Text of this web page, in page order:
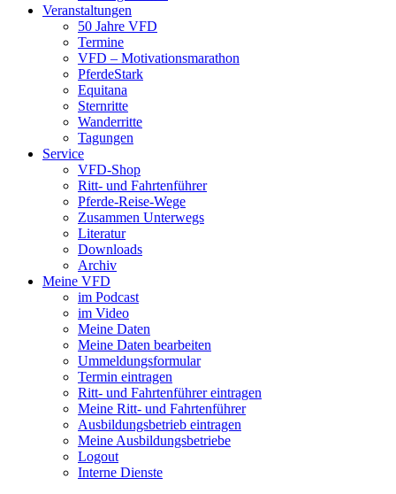
Veranstaltungen
50 Jahre VFD
Termine
VFD – Motivationsmarathon
PferdeStark
Equitana
Sternritte
Wanderritte
Tagungen
Service
VFD-Shop
Ritt- und Fahrtenführer
Pferde-Reise-Wege
Zusammen Unterwegs
Literatur
Downloads
Archiv
Meine VFD
im Podcast
im Video
Meine Daten
Meine Daten bearbeiten
Ummeldungsformular
Termin eintragen
Ritt- und Fahrtenführer eintragen
Meine Ritt- und Fahrtenführer
Ausbildungsbetrieb eintragen
Meine Ausbildungsbetriebe
Logout
Interne Dienste